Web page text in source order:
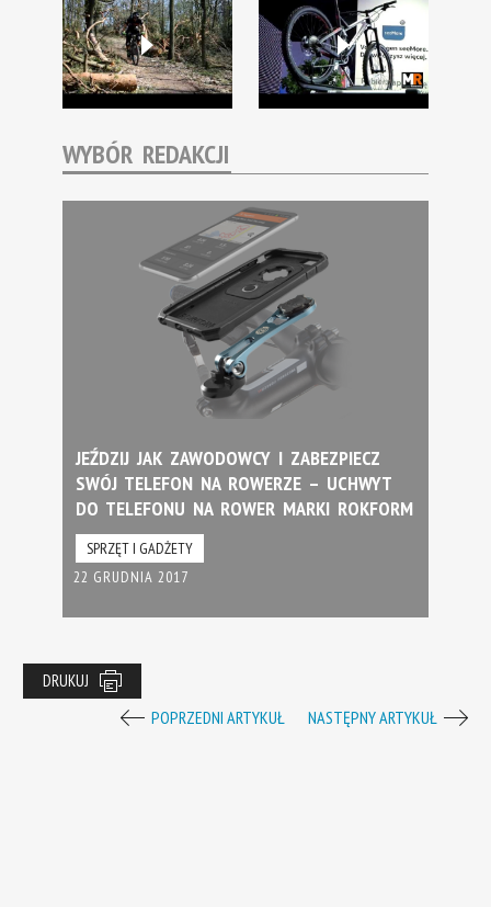
WYBÓR REDAKCJI
JEŹDZIJ JAK ZAWODOWCY I ZABEZPIECZ
SWÓJ TELEFON NA ROWERZE – UCHWYT
DO TELEFONU NA ROWER MARKI ROKFORM
SPRZĘT I GADŻETY
22 GRUDNIA 2017
DRUKUJ
POPRZEDNI ARTYKUŁ NASTĘPNY ARTYKUŁ